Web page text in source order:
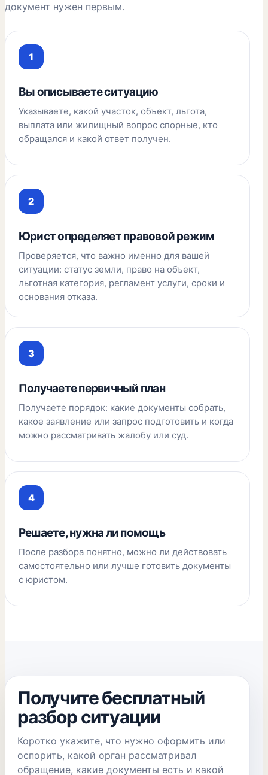
документ нужен первым.
Вы описываете ситуацию
Указываете, какой участок, объект, льгота,
выплата или жилищный вопрос спорные, кто
обращался и какой ответ получен.
Юрист определяет правовой режим
Проверяется, что важно именно для вашей
ситуации: статус земли, право на объект,
льготная категория, регламент услуги, сроки и
основания отказа.
Получаете первичный план
Получаете порядок: какие документы собрать,
какое заявление или запрос подготовить и когда
можно рассматривать жалобу или суд.
Решаете, нужна ли помощь
После разбора понятно, можно ли действовать
самостоятельно или лучше готовить документы
с юристом.
Получите бесплатный
разбор ситуации
Коротко укажите, что нужно оформить или
оспорить, какой орган рассматривал
обращение, какие документы есть и какой